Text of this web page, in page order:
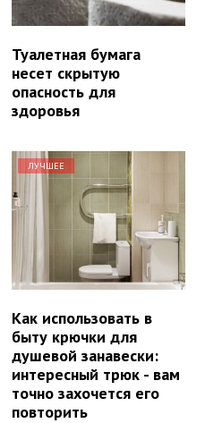
Туалетная бумага
несет скрытую
опасность для
здоровья
ЛУЧШЕЕ
Как использовать в
быту крючки для
душевой занавески:
интересный трюк - вам
точно захочется его
повторить